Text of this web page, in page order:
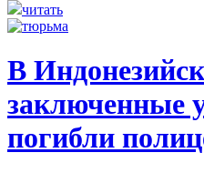
читать
В
заключенные
погибли